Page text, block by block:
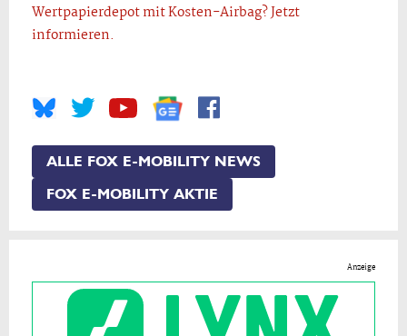
Wertpapierdepot mit Kosten-Airbag? Jetzt
informieren.
ALLE FOX E-MOBILITY NEWS
FOX E-MOBILITY AKTIE
Anzeige